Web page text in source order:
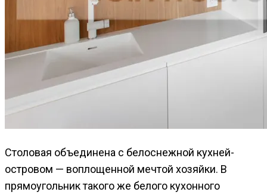
Столовая объединена с белоснежной кухней-
островом — воплощенной мечтой хозяйки. В
прямоугольник такого же белого кухонного